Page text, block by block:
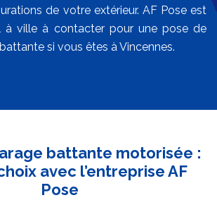
de votre extérieur. AF Pose est
à ville à contacter pour une pose de
si vous êtes à Vincennes.
battante motorisée :
avec l’entreprise AF
Pose